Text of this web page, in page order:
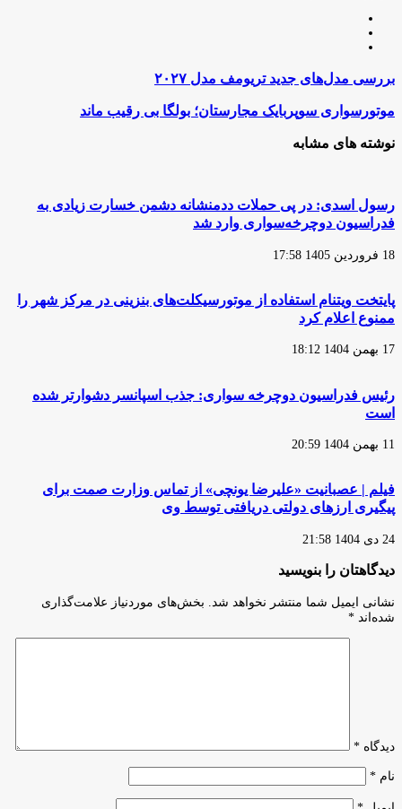
بررسی
مدل‌های
جدید
تریومف
مدل
۲۰۲۷
بررسی مدل‌های جدید تریومف مدل ۲۰۲۷
موتورسواری
مجارستان؛
بولگا
ماند
موتورسواری سوپربایک مجارستان؛ بولگا بی رقیب ماند
نوشته های مشابه
رسول اسدی: در پی حملات ددمنشانه دشمن خسارت زیادی به
فدراسیون دوچرخه‌سواری وارد شد
18 فروردین 1405 17:58
پایتخت ویتنام استفاده از موتورسیکلت‌های بنزینی در مرکز شهر را
ممنوع اعلام کرد
17 بهمن 1404 18:12
رئیس فدراسیون دوچرخه سواری: جذب اسپانسر دشوارتر شده
است
11 بهمن 1404 20:59
فیلم | عصبانیت «علیرضا یونچی» از تماس وزارت صمت برای
پیگیری ارزهای دولتی دریافتی توسط وی
24 دی 1404 21:58
دیدگاهتان را بنویسید
نشانی ایمیل شما منتشر نخواهد شد.
بخش‌های موردنیاز علامت‌گذاری
شده‌اند *
دیدگاه *
نام *